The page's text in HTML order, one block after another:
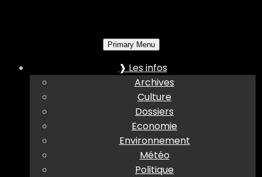
Primary Menu
❱ Les infos
Archives
Culture
Dossiers
Economie
Environnement
Météo
Politique